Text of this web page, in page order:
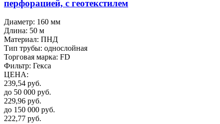
перфорацией, с геотекстилем
Диаметр: 160 мм
Длина: 50 м
Материал: ПНД
Тип трубы: однослойная
Торговая марка: FD
Фильтр: Гекса
ЦЕНА:
239,54 руб.
до 50 000 руб.
229,96 руб.
до 150 000 руб.
222,77 руб.